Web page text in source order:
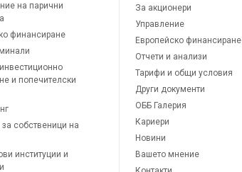
на парични
финансиране
и попечителски
за собственици на
институции и
За акционери
Управление
Европейско финансиране
Отчети и анализи
Тарифи и общи условия
Други документи
ОББ Галерия
Кариери
Новини
Вашето мнение